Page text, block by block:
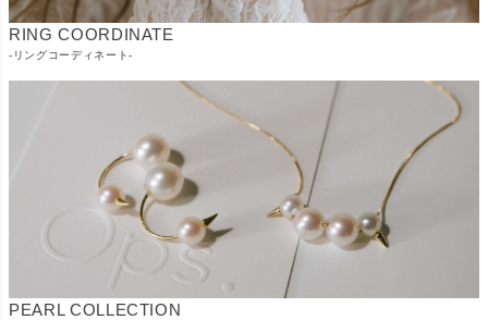
RING COORDINATE
-リングコーディネート-
PEARL COLLECTION